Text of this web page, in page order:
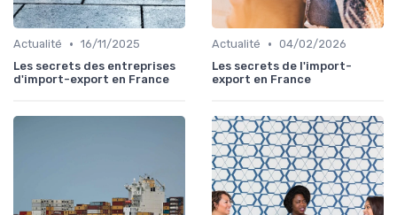
Actualité • 16/11/2025
Les secrets des entreprises
d'import-export en France
Actualité • 04/02/2026
Les secrets de l'import-
export en France